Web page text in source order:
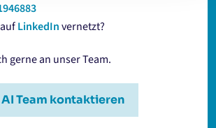
LinkedInvernetzt?
gerne an unser Team.
AI Team kontaktieren